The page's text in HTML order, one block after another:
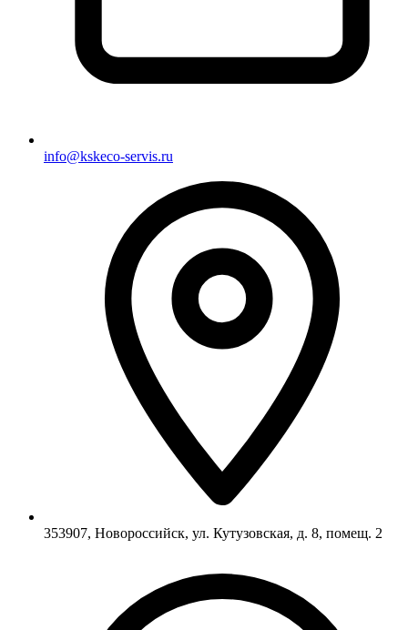
info@kskeco-servis.ru
353907, Новороссийск, ул. Кутузовская, д. 8, помещ. 2